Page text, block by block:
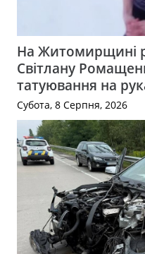
На Житомирщині
Світлану
татуювання на
Субота, 8 Серпня, 2026